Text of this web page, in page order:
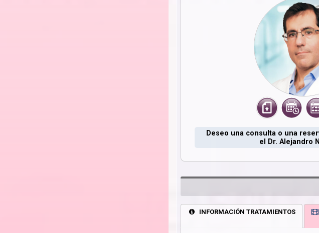
Deseo una consulta o una
el Dr. Alejandro
INFORMACIÓN TRATAMIENTOS